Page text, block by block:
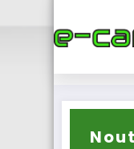
își extinde